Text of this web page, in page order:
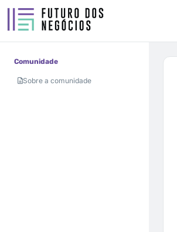
Comunidade
Sobre a comunidade